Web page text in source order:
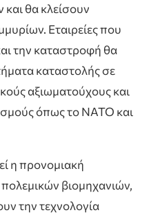
θα κλείσουν
Εταιρείες που
την καταστροφή θα
καταστολής σε
αξιωματούχους και
όπως το ΝΑΤΟ και
η προνομιακή
βιομηχανιών,
την τεχνολογία